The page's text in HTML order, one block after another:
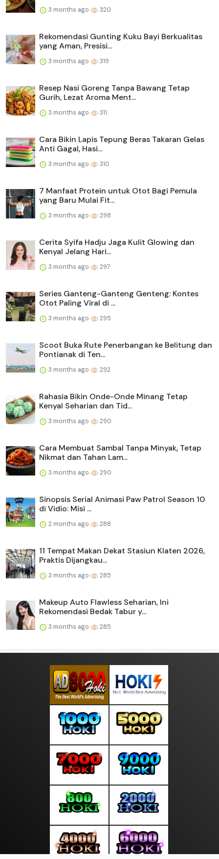
3 months ago 320
Rekomendasi Gunting Kuku Bayi Berkualitas
yang Aman, Presisi...
3 months ago 319
Resep Nasi Goreng Tanpa Bawang Tetap
Gurih, Lezat Aroma Ment...
3 months ago 311
Cara Bikin Lapis Tepung Beras Takaran Gelas
Anti Gagal, Hasi...
3 months ago 310
7 Manfaat Protein untuk Otot Bagi Pemula
yang Baru Mulai Fit...
3 months ago 298
Cerita Syifa Hadju Jaga Kulit Glowing dan
Kenyal Jelang Hari...
3 months ago 297
Series Ganteng-Ganteng Genteng: Kontes
Otot Paling Viral di ...
3 months ago 295
Scoot Buka Rute Penerbangan ke Belitung dan
Pontianak di Ten...
3 months ago 292
Rahasia Bikin Onde-Onde Minang Tetap
Kenyal Seharian dan Tid...
3 months ago 290
Cara Membuat Sambal Tanpa Minyak, Tetap
Nikmat dan Tahan Lam...
3 months ago 290
Sinopsis Serial Animasi Paw Patrol Season 10
di Vidio: Misi ...
2 months ago 288
11 Tempat Makan Dekat Stasiun Klaten 2026,
Praktis Dijangkau...
3 months ago 285
Makeup Auto Flawless Seharian, Ini
Rekomendasi Bedak Tabur y...
3 months ago 285